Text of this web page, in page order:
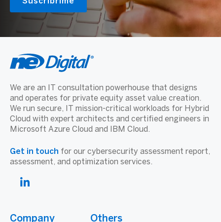
We are an IT consultation powerhouse that designs
and operates for private equity asset value creation.
We run secure, IT mission-critical workloads for Hybrid
Cloud with expert architects and certified engineers in
Microsoft Azure Cloud and IBM Cloud.
Get in touch for our cybersecurity assessment report,
assessment, and optimization services.
Company Others